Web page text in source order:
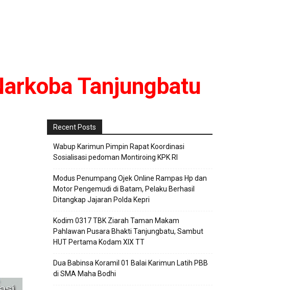
Tanjungbatu
Recent Posts
Wabup Karimun Pimpin Rapat Koordinasi
Sosialisasi pedoman Montiroing KPK RI
Modus Penumpang Ojek Online Rampas Hp dan
Motor Pengemudi di Batam, Pelaku Berhasil
Ditangkap Jajaran Polda Kepri
Kodim 0317 TBK Ziarah Taman Makam
Pahlawan Pusara Bhakti Tanjungbatu, Sambut
HUT Pertama Kodam XIX TT
Dua Babinsa Koramil 01 Balai Karimun Latih PBB
di SMA Maha Bodhi